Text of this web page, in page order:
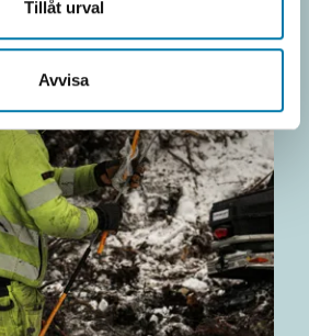
Tillåt urval
Avvisa